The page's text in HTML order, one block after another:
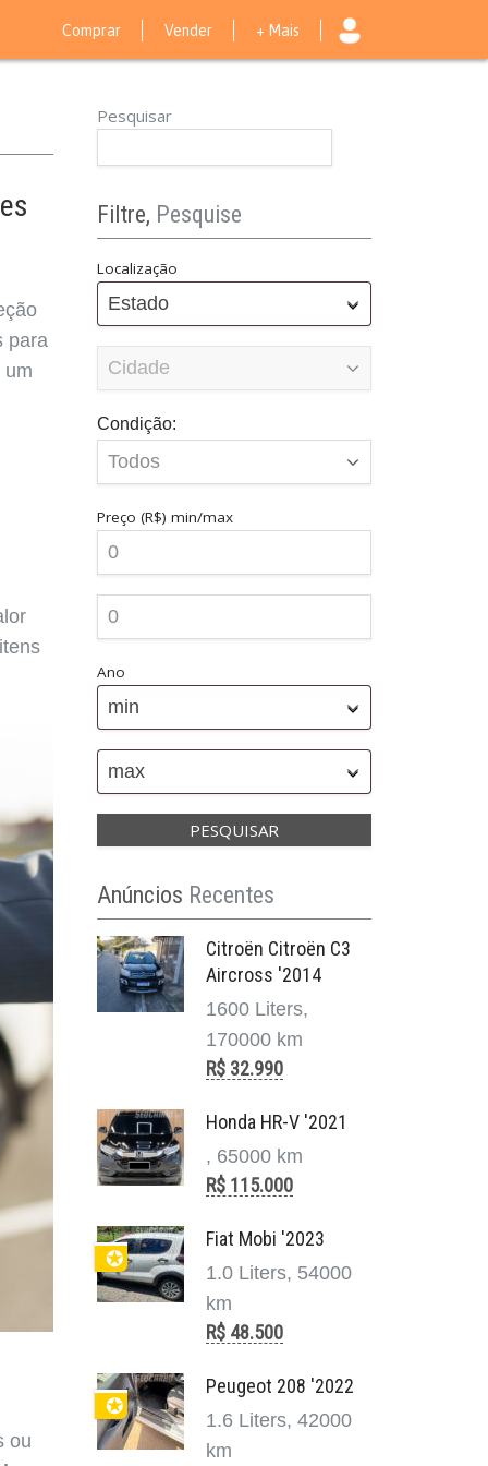
Comprar Vender + Mais
para
um
ou
Pesquisar
Filtre, Pesquise
Localização
Estado
Condição:
Preço (R$) min/max
Ano
min
max
Anúncios Recentes
Citroën Citroën C3
Aircross '2014
1600 Liters,
170000 km
R$ 32.990
Honda HR-V '2021
, 65000 km
R$ 115.000
✪
Fiat Mobi '2023
1.0 Liters, 54000
km
R$ 48.500
✪
Peugeot 208 '2022
1.6 Liters, 42000
km